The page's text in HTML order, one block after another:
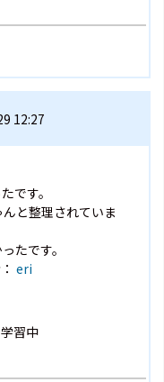
12:27
です。
と整理されていま
たです。
eri
習中